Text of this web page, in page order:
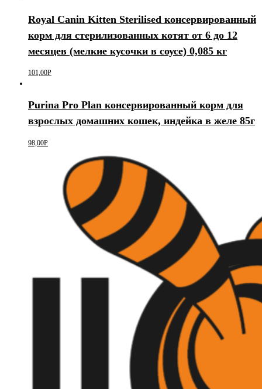
Royal Canin Kitten Sterilised консервированный
корм для стерилизованных котят от 6 до 12
месяцев (мелкие кусочки в соусе) 0,085 кг
101,00Р
Purina Pro Plan консервированный корм для
взрослых домашних кошек, индейка в желе 85г
98,00Р